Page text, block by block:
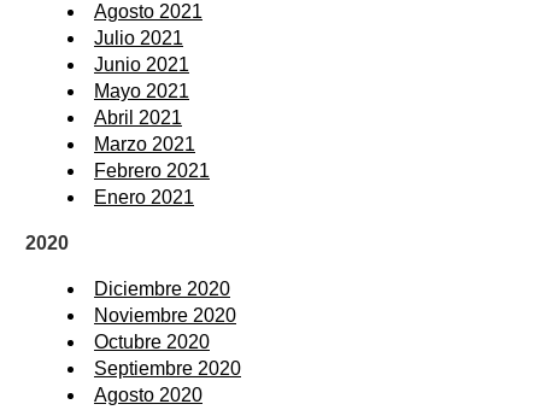
Agosto 2021
Julio 2021
Junio 2021
Mayo 2021
Abril 2021
Marzo 2021
Febrero 2021
Enero 2021
2020
Diciembre 2020
Noviembre 2020
Octubre 2020
Septiembre 2020
Agosto 2020